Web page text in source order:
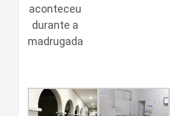
aconteceu
durante a
madrugada